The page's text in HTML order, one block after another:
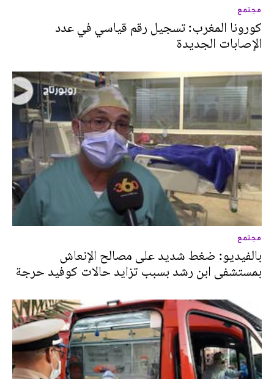
مجتمع
كورونا المغرب: تسجيل رقم قياسي في عدد
الإصابات الجديدة
مجتمع
بالفيديو: ضغط شديد على مصالح الإنعاش
بمستشفى ابن رشد بسبب تزايد حالات كوفيد حرجة